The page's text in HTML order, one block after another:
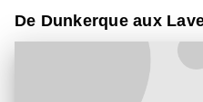
De Dunkerque aux